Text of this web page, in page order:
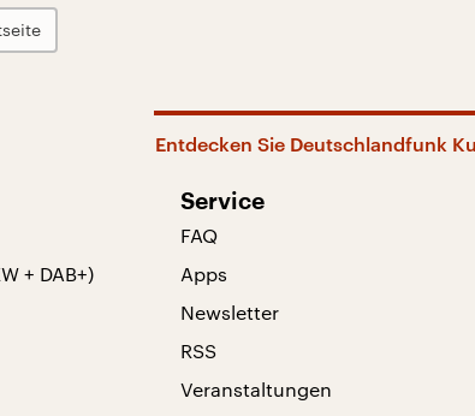
Entdecken Sie Deutschlandfunk
+ DAB+)
Service
FAQ
Apps
Newsletter
RSS
Veranstaltungen